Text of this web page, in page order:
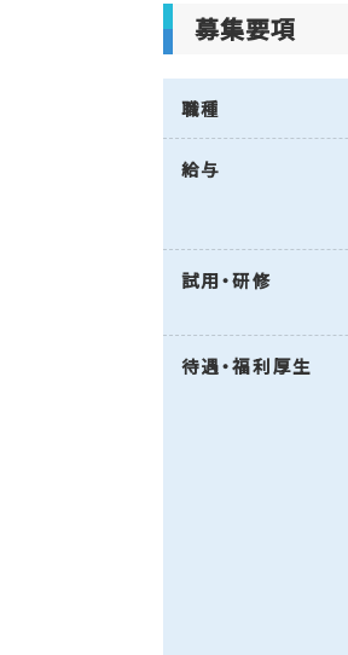
募集要項
職種
給与
試用・研修
待遇・福利厚生